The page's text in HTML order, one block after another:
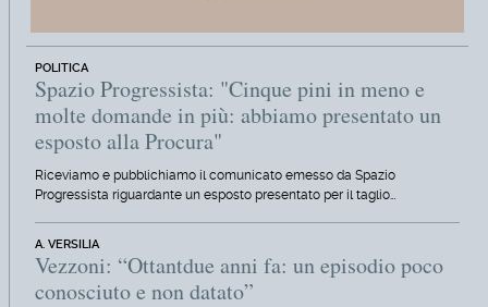
POLITICA
Spazio Progressista: "Cinque pini in meno e
molte domande in più: abbiamo presentato un
esposto alla Procura"
Riceviamo e pubblichiamo il comunicato emesso da Spazio
Progressista riguardante un esposto presentato per il taglio…
A. VERSILIA
Vezzoni: “Ottantdue anni fa: un episodio poco
conosciuto e non datato”